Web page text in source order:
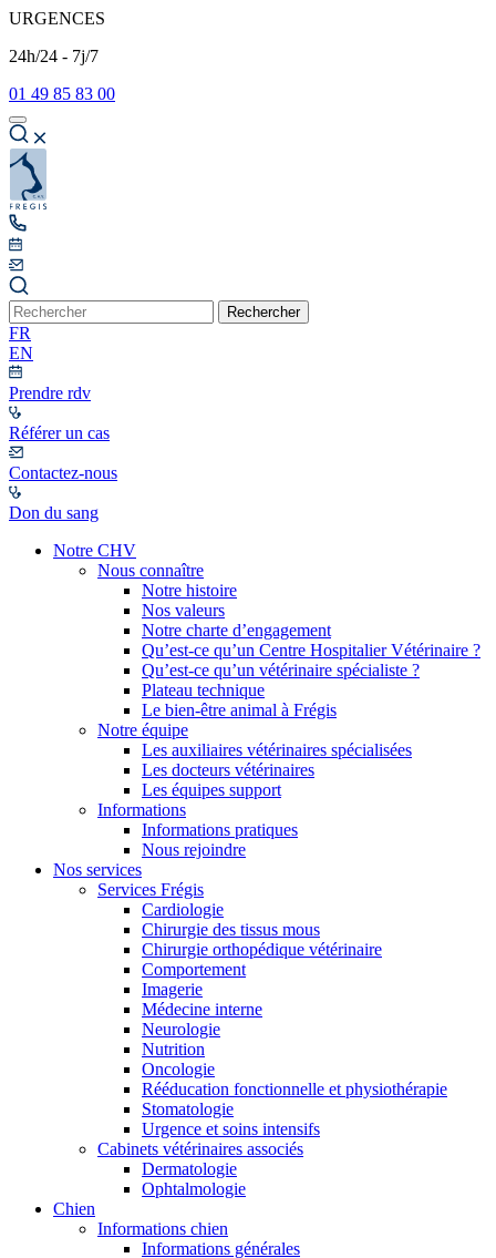
URGENCES
24h/24 - 7j/7
01 49 85 83 00
Rechercher
FR
EN
Prendre rdv
Référer un cas
Contactez-nous
Don du sang
Notre CHV
Nous connaître
Notre histoire
Nos valeurs
Notre charte d’engagement
Qu’est-ce qu’un Centre Hospitalier Vétérinaire ?
Qu’est-ce qu’un vétérinaire spécialiste ?
Plateau technique
Le bien-être animal à Frégis
Notre équipe
Les auxiliaires vétérinaires spécialisées
Les docteurs vétérinaires
Les équipes support
Informations
Informations pratiques
Nous rejoindre
Nos services
Services Frégis
Cardiologie
Chirurgie des tissus mous
Chirurgie orthopédique vétérinaire
Comportement
Imagerie
Médecine interne
Neurologie
Nutrition
Oncologie
Rééducation fonctionnelle et physiothérapie
Stomatologie
Urgence et soins intensifs
Cabinets vétérinaires associés
Dermatologie
Ophtalmologie
Chien
Informations chien
Informations générales